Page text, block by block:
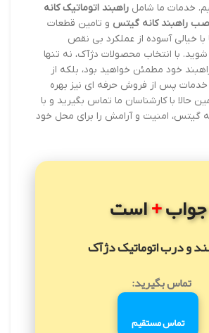
خدمات ما شامل راهبند اتوماتیک کانه
راهبند کانه گیتس و تامین قطعات
خیالی آسوده از عملکرد بی نقص
با انتخاب محصولات دژآک، نه تنها
خود مطمئن خواهید بود، بلکه از
خدمات پس از فروش حرفه ای نیز بهره
حالا با کارشناسان ما تماس بگیرید و با
گیتس، امنیت و آرامش را برای محل خود
جواب+است
و درب اتوماتیک دژآک
تماس بگیرید:
تماس مستقیم